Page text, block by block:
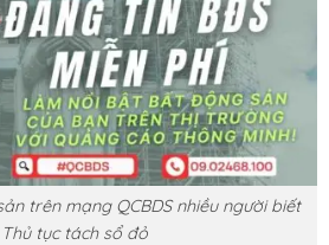
trên mạng QCBDS nhiều người biết
tục tách sổ đỏ